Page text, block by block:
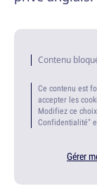
Contenu
Ce contenu est
accepter les
Modifiez ce
Confidentialité"
Gérer